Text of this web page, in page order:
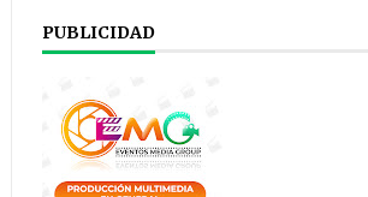
PUBLICIDAD